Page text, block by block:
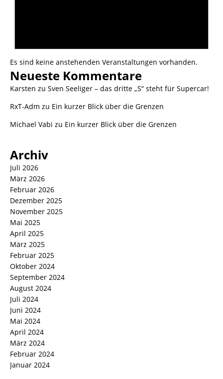
Es sind keine anstehenden Veranstaltungen vorhanden.
Neueste Kommentare
Karsten zu Sven Seeliger – das dritte „S“ steht für Supercar!
RxT-Adm zu Ein kurzer Blick über die Grenzen
Michael Vabi zu Ein kurzer Blick über die Grenzen
Archiv
Juli 2026
März 2026
Februar 2026
Dezember 2025
November 2025
Mai 2025
April 2025
März 2025
Februar 2025
Oktober 2024
September 2024
August 2024
Juli 2024
Juni 2024
Mai 2024
April 2024
März 2024
Februar 2024
Januar 2024